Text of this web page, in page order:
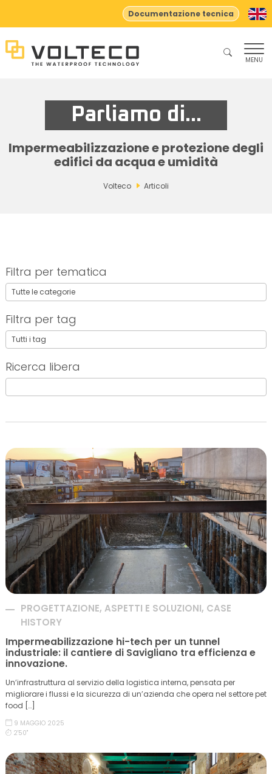
Documentazione tecnica
MENU
Parliamo di...
Impermeabilizzazione e protezione degli
edifici da acqua e umidità
Volteco Articoli
Filtra per tematica
Filtra per tag
Ricerca libera
PROGETTAZIONE, ASPETTI E SOLUZIONI, CASE
HISTORY
Impermeabilizzazione hi-tech per un tunnel
industriale: il cantiere di Savigliano tra efficienza e
innovazione.
Un’infrastruttura al servizio della logistica interna, pensata per
migliorare i flussi e la sicurezza di un’azienda che opera nel settore pet
food […]
9 MAGGIO 2025
2'50''